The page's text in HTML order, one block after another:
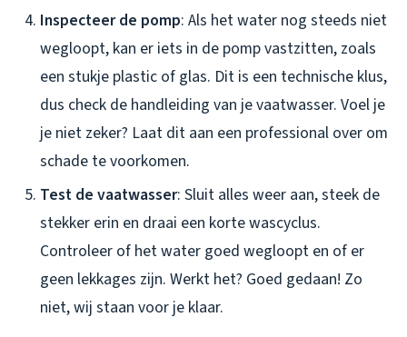
Inspecteer de pomp: Als het water nog steeds niet
wegloopt, kan er iets in de pomp vastzitten, zoals
een stukje plastic of glas. Dit is een technische klus,
dus check de handleiding van je vaatwasser. Voel je
je niet zeker? Laat dit aan een professional over om
schade te voorkomen.
Test de vaatwasser: Sluit alles weer aan, steek de
stekker erin en draai een korte wascyclus.
Controleer of het water goed wegloopt en of er
geen lekkages zijn. Werkt het? Goed gedaan! Zo
niet, wij staan voor je klaar.